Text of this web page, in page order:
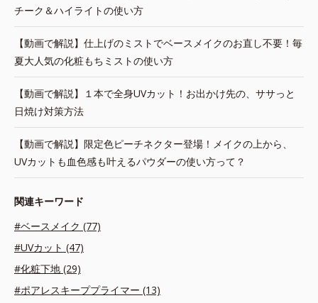
チーク＆ハイライトの使い方
【動画で解説】仕上げのミストでベースメイクのお直し不要！毎
夏大人気の化粧もちミストの使い方
【動画で解説】１本で全身UVカット！お出かけ先の、ササっと
日焼け対策方法
【動画で解説】限定色ピーチネクター登場！メイクの上から、
UVカットも血色感も叶えるパウダーの使い方って？
関連キーワード
#ベースメイク (77)
#UVカット (47)
#化粧下地 (29)
#ポアレスキーププライマー (13)